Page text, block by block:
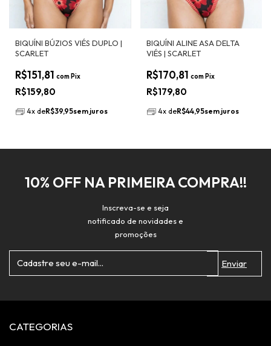
BIQUÍNI BÚZIOS VIÉS DUPLO |
SCARLET
R$159,80
R$151,81 comPix
4x deR$39,95sem juros
BIQUÍNI ALINE ASA DELTA
VIÉS | SCARLET
R$179,80
R$170,81 comPix
4x deR$44,95sem juros
10% OFF NA PRIMEIRA COMPRA!!
Inscreva-se e seja
notificado de novidades e
promoções
CATEGORIAS